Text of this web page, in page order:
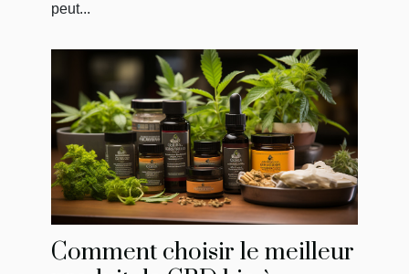
peut...
Comment choisir le meilleur